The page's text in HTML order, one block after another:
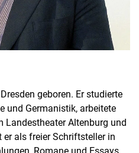
geboren. Er studierte
und Germanistik, arbeitete
Landestheater Altenburg und
als freier Schriftsteller in
Romane und Essays,